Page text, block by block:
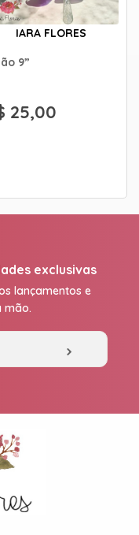
IARA FLORES
9”
25,00
exclusivas
lançamentos e
mão.